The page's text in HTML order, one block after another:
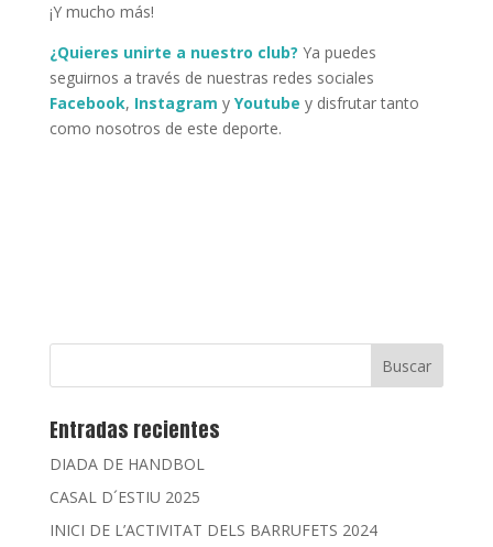
¡Y mucho más!
¿Quieres unirte a nuestro club? Ya puedes
seguirnos a través de nuestras redes sociales
Facebook, Instagram y Youtube y disfrutar tanto
como nosotros de este deporte.
Entradas recientes
DIADA DE HANDBOL
CASAL D´ESTIU 2025
INICI DE L’ACTIVITAT DELS BARRUFETS 2024